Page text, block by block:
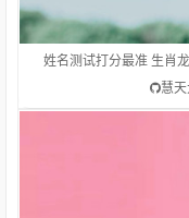
姓名测试打分最准 生肖
慧
【月】推荐而来生肖龙
白、赤、月、鱼、酉
解:郑（鄭）zhèng中
郑人买履（讽喻那些只
1.生肖龙(辰)的吉祥名